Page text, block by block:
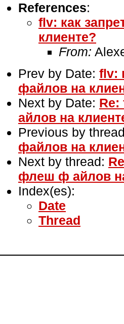
References:
flv: как
клиенте?
From:
Prev by Date: flv:
файлов на
Next by Date: Re:
айлов на
Previous by
файлов на
Next by thread:
флеш ф айлов
Index(es):
Date
Thread